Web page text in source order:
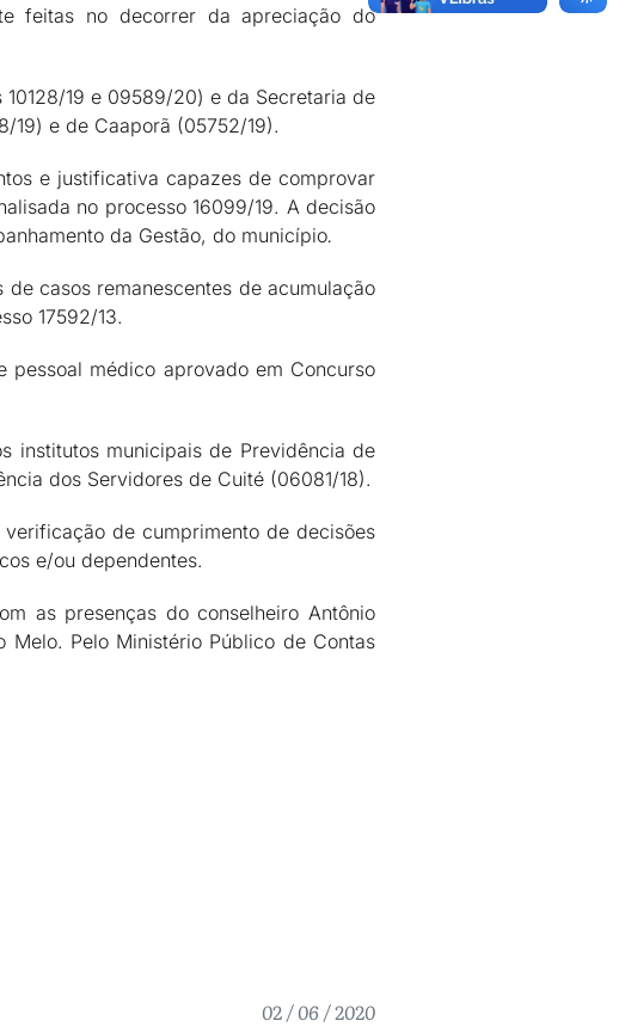
feitas no decorrer da apreciação do
19 e 09589/20) e da Secretaria de
19) e de Caaporã (05752/19).
e justificativa capazes de comprovar
no processo 16099/19. A decisão
da Gestão, do município.
casos remanescentes de acumulação
17592/13.
médico aprovado em Concurso
institutos municipais de Previdência de
dos Servidores de Cuité (06081/18).
de cumprimento de decisões
e/ou dependentes.
as presenças do conselheiro Antônio
Melo. Pelo Ministério Público de Contas
02 / 06 / 2020